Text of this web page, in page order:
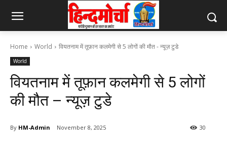
Home World वियतनाम में तूफ़ान कलमेगी से 5 लोगों की मौत - न्यूज़ टुडे
World
वियतनाम में तूफ़ान कलमेगी से 5 लोगों
की मौत – न्यूज़ टुडे
By HM-Admin November 8, 2025 30